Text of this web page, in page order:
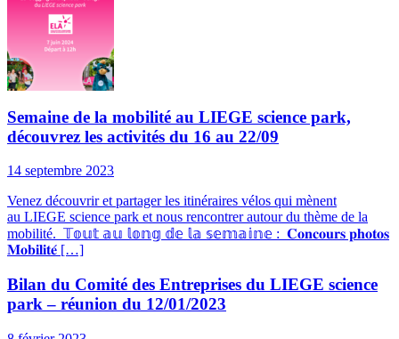
Semaine de la mobilité au LIEGE science park,
découvrez les activités du 16 au 22/09
14 septembre 2023
Venez découvrir et partager les itinéraires vélos qui mènent
au LIEGE science park et nous rencontrer autour du thème de la
mobilité. 𝕋𝕠𝕦𝕥 𝕒𝕦 𝕝𝕠𝕟𝕘 𝕕𝕖 𝕝𝕒 𝕤𝕖𝕞𝕒𝕚𝕟𝕖 : 𝐂𝐨𝐧𝐜𝐨𝐮𝐫𝐬 𝐩𝐡𝐨𝐭𝐨𝐬
𝐌𝐨𝐛𝐢𝐥𝐢𝐭𝐞́ […]
Bilan du Comité des Entreprises du LIEGE science
park – réunion du 12/01/2023